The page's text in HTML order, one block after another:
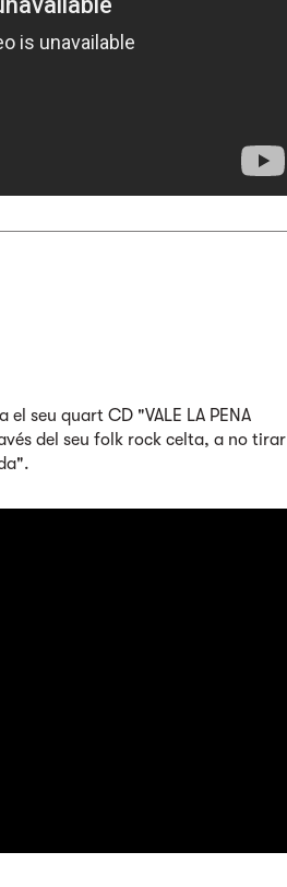
el seu quart CD "VALE LA PENA
del seu folk rock celta, a no tirar